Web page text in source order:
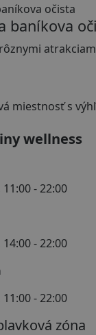
baníkova
miestnosť s
wellness
- 22:00
- 22:00
- 22:00
zóna